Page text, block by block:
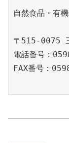
自然食品・有
〒515-0075
電話番号：
FAX番号：